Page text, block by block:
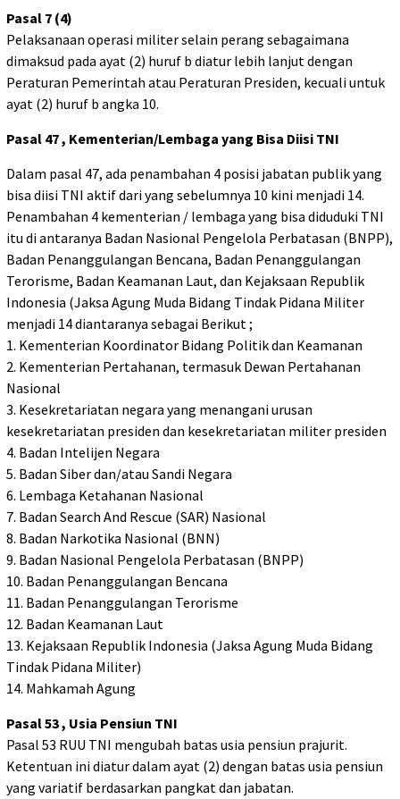
Pasal 7 (4)
Pelaksanaan operasi militer selain perang sebagaimana
dimaksud pada ayat (2) huruf b diatur lebih lanjut dengan
Peraturan Pemerintah atau Peraturan Presiden, kecuali untuk
ayat (2) huruf b angka 10.
Pasal 47 , Kementerian/Lembaga yang Bisa Diisi TNI
Dalam pasal 47, ada penambahan 4 posisi jabatan publik yang
bisa diisi TNI aktif dari yang sebelumnya 10 kini menjadi 14.
Penambahan 4 kementerian / lembaga yang bisa diduduki TNI
itu di antaranya Badan Nasional Pengelola Perbatasan (BNPP),
Badan Penanggulangan Bencana, Badan Penanggulangan
Terorisme, Badan Keamanan Laut, dan Kejaksaan Republik
Indonesia (Jaksa Agung Muda Bidang Tindak Pidana Militer
menjadi 14 diantaranya sebagai Berikut ;
1. Kementerian Koordinator Bidang Politik dan Keamanan
2. Kementerian Pertahanan, termasuk Dewan Pertahanan
Nasional
3. Kesekretariatan negara yang menangani urusan
kesekretariatan presiden dan kesekretariatan militer presiden
4. Badan Intelijen Negara
5. Badan Siber dan/atau Sandi Negara
6. Lembaga Ketahanan Nasional
7. Badan Search And Rescue (SAR) Nasional
8. Badan Narkotika Nasional (BNN)
9. Badan Nasional Pengelola Perbatasan (BNPP)
10. Badan Penanggulangan Bencana
11. Badan Penanggulangan Terorisme
12. Badan Keamanan Laut
13. Kejaksaan Republik Indonesia (Jaksa Agung Muda Bidang
Tindak Pidana Militer)
14. Mahkamah Agung
Pasal 53 , Usia Pensiun TNI
Pasal 53 RUU TNI mengubah batas usia pensiun prajurit.
Ketentuan ini diatur dalam ayat (2) dengan batas usia pensiun
yang variatif berdasarkan pangkat dan jabatan.